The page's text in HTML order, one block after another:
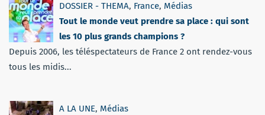
DOSSIER - THEMA, France, Médias
Tout le monde veut prendre sa place : qui sont
les 10 plus grands champions ?
Depuis 2006, les téléspectateurs de France 2 ont rendez-vous
tous les midis...
A LA UNE, Médias